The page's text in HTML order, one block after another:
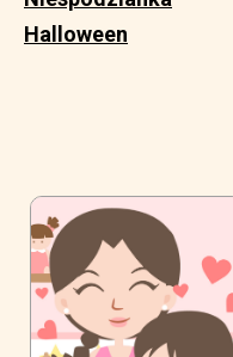
Halloween